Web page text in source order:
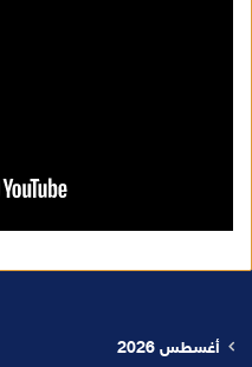
أغسطس 2026